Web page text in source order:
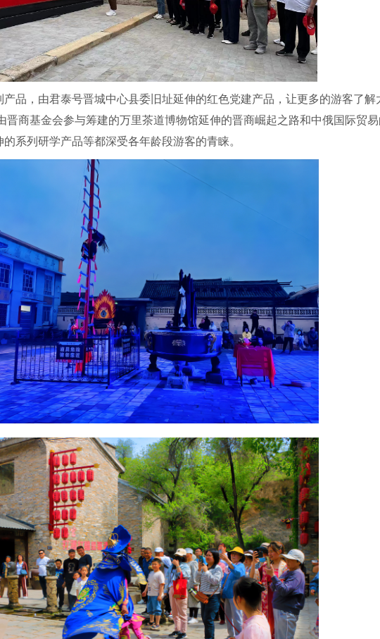
，由君泰号晋城中心县委旧址延伸的红色党建产品，让更多的游客了解
晋商基金会参与筹建的万里茶道博物馆延伸的晋商崛起之路和中俄国际贸
系列研学产品等都深受各年龄段游客的青睐。